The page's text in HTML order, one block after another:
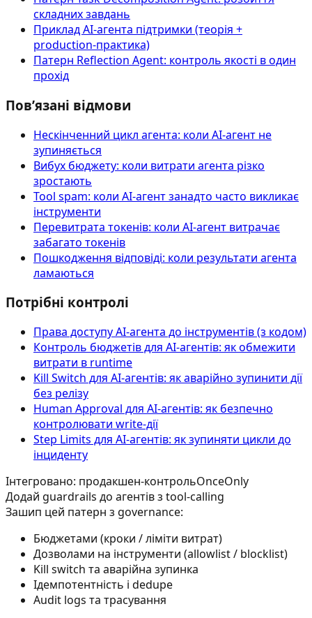
складних завдань
Приклад AI‑агента підтримки (теорія +
production-практика)
Патерн Reflection Agent: контроль якості в один
прохід
Пов’язані відмови
Нескінченний цикл агента: коли AI-агент не
зупиняється
Вибух бюджету: коли витрати агента різко
зростають
Tool spam: коли AI-агент занадто часто викликає
інструменти
Перевитрата токенів: коли AI-агент витрачає
забагато токенів
Пошкодження відповіді: коли результати агента
ламаються
Потрібні контролі
Права доступу AI‑агента до інструментів (з кодом)
Контроль бюджетів для AI-агентів: як обмежити
витрати в runtime
Kill Switch для AI-агентів: як аварійно зупинити дії
без релізу
Human Approval для AI-агентів: як безпечно
контролювати write-дії
Step Limits для AI-агентів: як зупиняти цикли до
інциденту
Інтегровано: продакшен-контрольOnceOnly
Додай guardrails до агентів з tool-calling
Зашип цей патерн з governance:
Бюджетами (кроки / ліміти витрат)
Дозволами на інструменти (allowlist / blocklist)
Kill switch та аварійна зупинка
Ідемпотентність і dedupe
Audit logs та трасування